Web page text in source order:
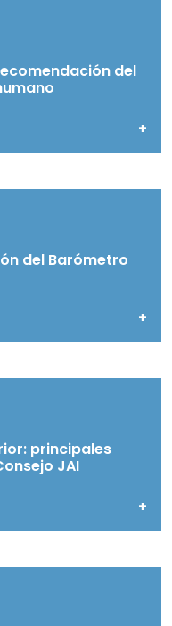
del
+
del Barómetro
+
principales
JAI
+